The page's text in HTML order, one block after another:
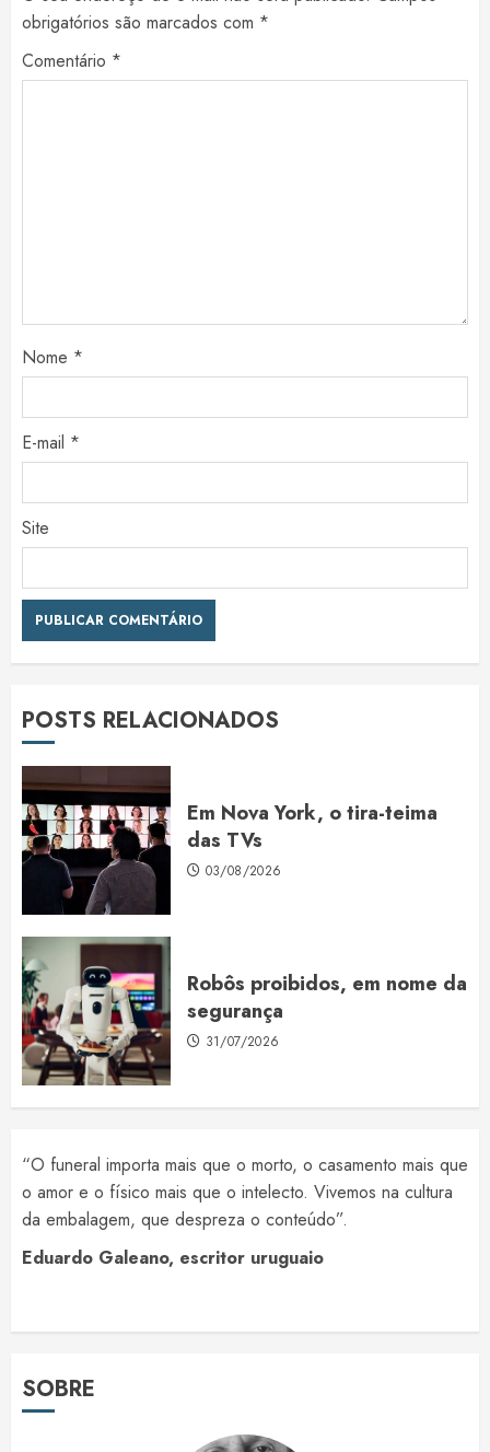
obrigatórios são marcados com *
Comentário *
Nome *
E-mail *
Site
POSTS RELACIONADOS
Em Nova York, o tira-teima
das TVs
03/08/2026
Robôs proibidos, em nome da
segurança
31/07/2026
“O funeral importa mais que o morto, o casamento mais que
o amor e o físico mais que o intelecto. Vivemos na cultura
da embalagem, que despreza o conteúdo”.
Eduardo Galeano, escritor uruguaio
SOBRE